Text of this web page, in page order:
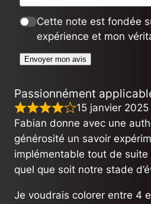
Cette note est fondée
expérience et mon
Envoyer mon avis
Passionnément
15 janvier 2025
Fabian donne avec une
générosité un savoir
implémentable tout de
quel que soit notre stade
Je voudrais colorer entre 4